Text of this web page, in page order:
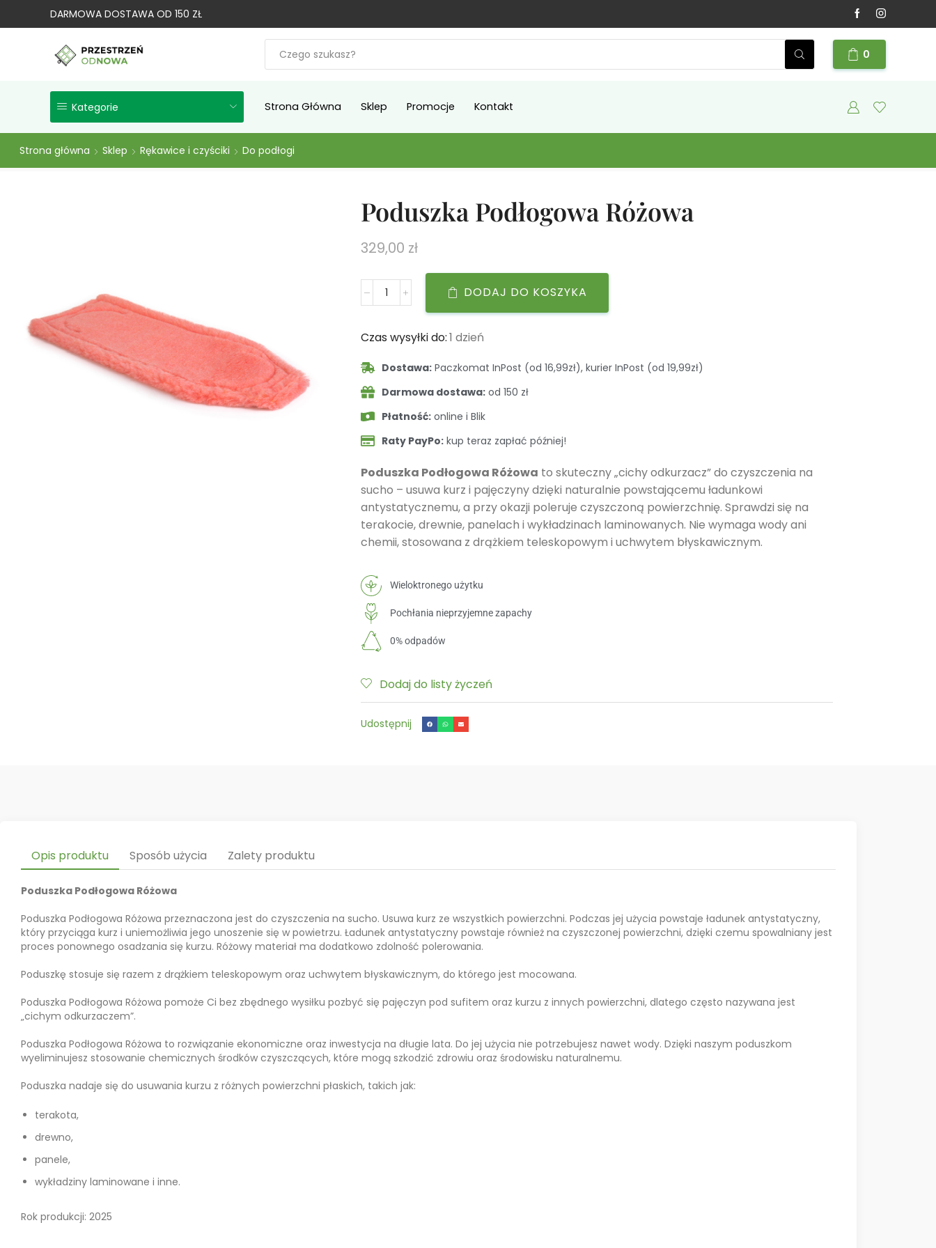
DARMOWA DOSTAWA OD 150 ZŁ
0
Kategorie Strona Główna Sklep Promocje Kontakt
Strona główna Sklep Rękawice i czyściki Do podłogi
Poduszka Podłogowa Różowa
329,00 zł
DODAJ DO KOSZYKA
Czas wysyłki do:1 dzień
Dostawa:Paczkomat InPost (od 16,99zł), kurier InPost (od 19,99zł)
Darmowa dostawa:od 150 zł
Płatność:online i Blik
Raty PayPo:kup teraz zapłać później!
Poduszka Podłogowa Różowa to skuteczny „cichy odkurzacz” do czyszczenia na
sucho – usuwa kurz i pajęczyny dzięki naturalnie powstającemu ładunkowi
antystatycznemu, a przy okazji poleruje czyszczoną powierzchnię. Sprawdzi się na
terakocie, drewnie, panelach i wykładzinach laminowanych. Nie wymaga wody ani
chemii, stosowana z drążkiem teleskopowym i uchwytem błyskawicznym.
Wieloktronego użytku
Pochłania nieprzyjemne zapachy
0% odpadów
Dodaj do listy życzeń
Udostępnij
Opis produktu Sposób użycia Zalety produktu
Poduszka Podłogowa Różowa
Poduszka Podłogowa Różowa przeznaczona jest do czyszczenia na sucho. Usuwa kurz ze wszystkich powierzchni. Podczas jej użycia powstaje ładunek antystatyczny,
który przyciąga kurz i uniemożliwia jego unoszenie się w powietrzu. Ładunek antystatyczny powstaje również na czyszczonej powierzchni, dzięki czemu spowalniany jest
proces ponownego osadzania się kurzu. Różowy materiał ma dodatkowo zdolność polerowania.
Poduszkę stosuje się razem z drążkiem teleskopowym oraz uchwytem błyskawicznym, do którego jest mocowana.
Poduszka Podłogowa Różowa pomoże Ci bez zbędnego wysiłku pozbyć się pajęczyn pod sufitem oraz kurzu z innych powierzchni, dlatego często nazywana jest
„cichym odkurzaczem”.
Poduszka Podłogowa Różowa to rozwiązanie ekonomiczne oraz inwestycja na długie lata. Do jej użycia nie potrzebujesz nawet wody. Dzięki naszym poduszkom
wyeliminujesz stosowanie chemicznych środków czyszczących, które mogą szkodzić zdrowiu oraz środowisku naturalnemu.
Poduszka nadaje się do usuwania kurzu z różnych powierzchni płaskich, takich jak:
terakota,
drewno,
panele,
wykładziny laminowane i inne.
Rok produkcji: 2025